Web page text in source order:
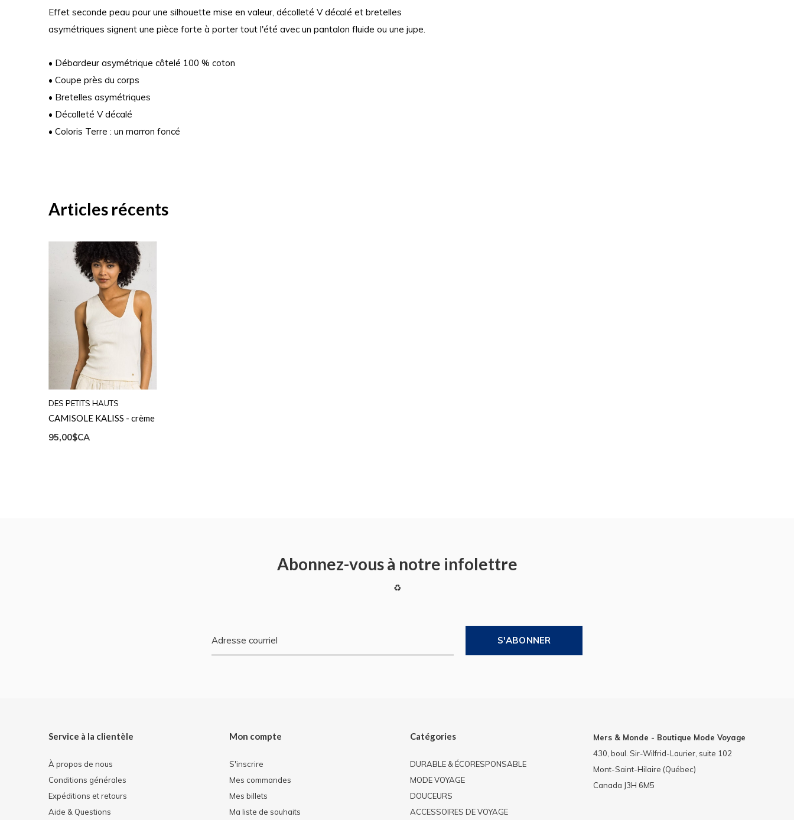
Effet seconde peau pour une silhouette mise en valeur, décolleté V décalé et bretelles
asymétriques signent une pièce forte à porter tout l'été avec un pantalon fluide ou une jupe.
• Débardeur asymétrique côtelé 100 % coton
• Coupe près du corps
• Bretelles asymétriques
• Décolleté V décalé
• Coloris Terre : un marron foncé
Articles récents
DES PETITS HAUTS
CAMISOLE KALISS - crème
95,00$CA
Abonnez-vous à notre infolettre
♻
S'ABONNER
Service à la clientèle
À propos de nous
Conditions générales
Expéditions et retours
Aide & Questions
Mon compte
S'inscrire
Mes commandes
Mes billets
Ma liste de souhaits
Catégories
DURABLE & ÉCORESPONSABLE
MODE VOYAGE
DOUCEURS
ACCESSOIRES DE VOYAGE
Mers & Monde - Boutique Mode Voyage
430, boul. Sir-Wilfrid-Laurier, suite 102
Mont-Saint-Hilaire (Québec)
Canada J3H 6M5